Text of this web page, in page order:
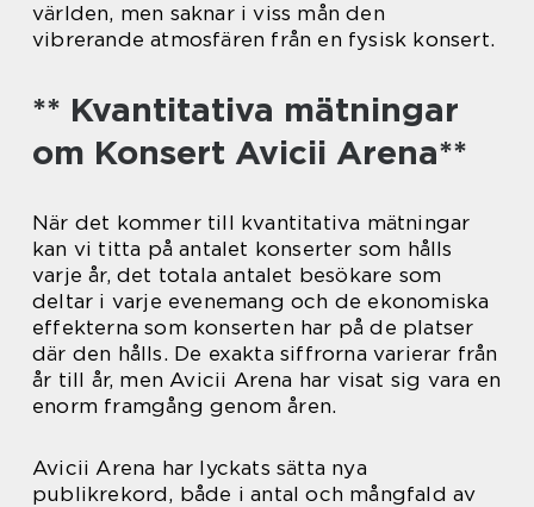
världen, men saknar i viss mån den
vibrerande atmosfären från en fysisk konsert.
** Kvantitativa mätningar
om Konsert Avicii Arena**
När det kommer till kvantitativa mätningar
kan vi titta på antalet konserter som hålls
varje år, det totala antalet besökare som
deltar i varje evenemang och de ekonomiska
effekterna som konserten har på de platser
där den hålls. De exakta siffrorna varierar från
år till år, men Avicii Arena har visat sig vara en
enorm framgång genom åren.
Avicii Arena har lyckats sätta nya
publikrekord, både i antal och mångfald av